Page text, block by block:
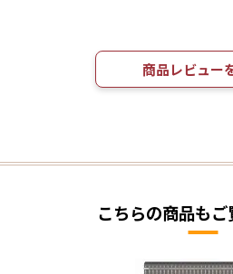
商品レビュー
こちらの商品も